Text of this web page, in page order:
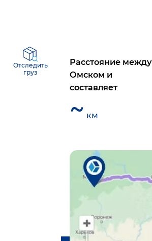
Отследить
груз
Расстояние между
Омском и
составляет
~ км